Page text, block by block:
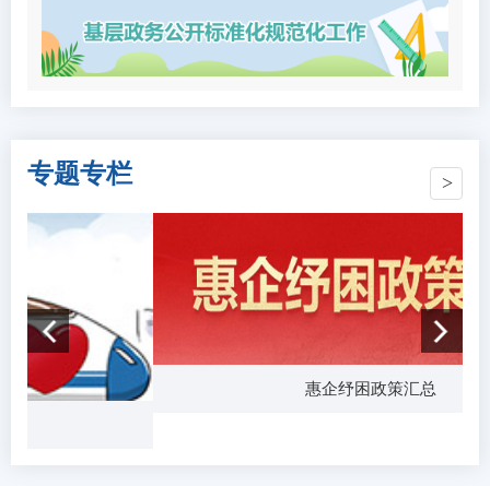
专题专栏
惠企纾困政策汇总